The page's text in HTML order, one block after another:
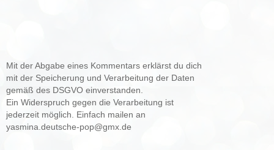
Mit der Abgabe eines Kommentars erklärst du dich
mit der Speicherung und Verarbeitung der Daten
gemäß des DSGVO einverstanden.
Ein Widerspruch gegen die Verarbeitung ist
jederzeit möglich. Einfach mailen an
yasmina.deutsche-pop@gmx.de